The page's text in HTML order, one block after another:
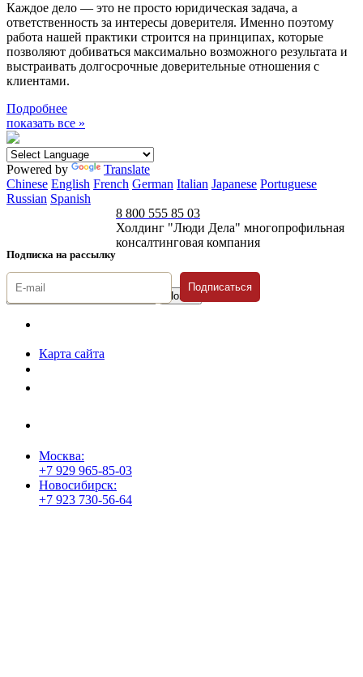
Каждое дело — это не просто юридическая задача, а
ответственность за интересы доверителя. Именно поэтому
работа нашей практики строится на принципах, которые
позволяют добиваться максимально возможного результата и
выстраивать долгосрочные доверительные отношения с
клиентами.
Подробнее
показать все »
Powered by
Translate
Chinese English French German Italian Japanese Portuguese
Russian Spanish
Подписка на рассылку
8 800 555 85 03
Холдинг "Люди Дела" многопрофильная
консалтинговая компания
Подписаться
Карта сайта
Москва:
+7 929 965-85-03
Новосибирск:
+7 923 730-56-64